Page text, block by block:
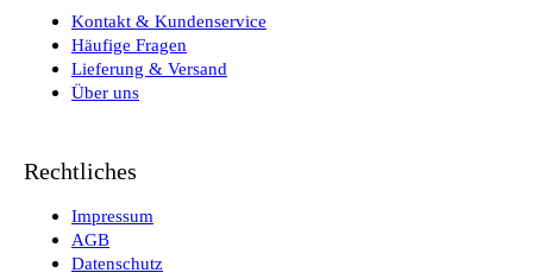
Kontakt & Kundenservice
Häufige Fragen
Lieferung & Versand
Über uns
Rechtliches
Impressum
AGB
Datenschutz